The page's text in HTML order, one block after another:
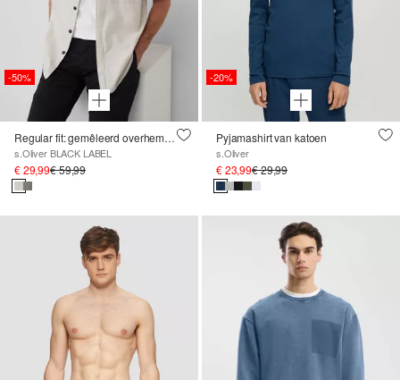
-50%
Regular fit: gemêleerd overhemd met korte mouwen van een linnenmix
s.Oliver BLACK LABEL
€ 29,99€ 59,99
-20%
Pyjamashirt van katoen
s.Oliver
€ 23,99€ 29,99